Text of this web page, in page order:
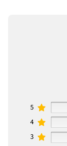
5
4
3